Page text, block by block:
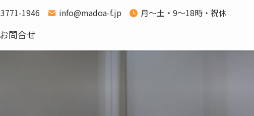
お問合せ
1946 info@madoa-f.jp 月～土・9～18時・祝休